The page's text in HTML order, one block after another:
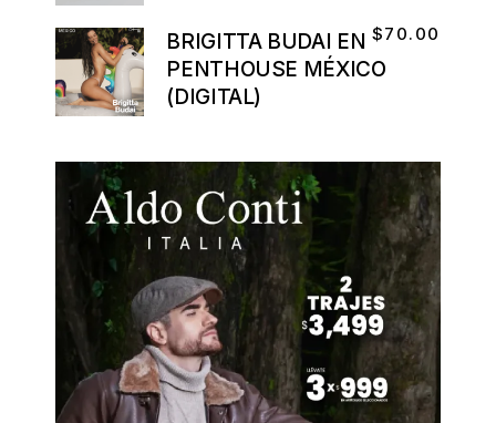
BRIGITTA BUDAI EN
PENTHOUSE MÉXICO
(DIGITAL)
$70.00